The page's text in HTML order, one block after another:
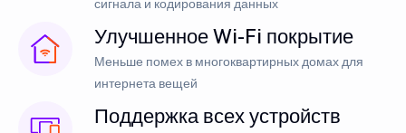
сигнала и кодирования данных
Улучшенное Wi-Fi покрытие
Меньше помех в многоквартирных домах для
интернета вещей
Поддержка всех устройств